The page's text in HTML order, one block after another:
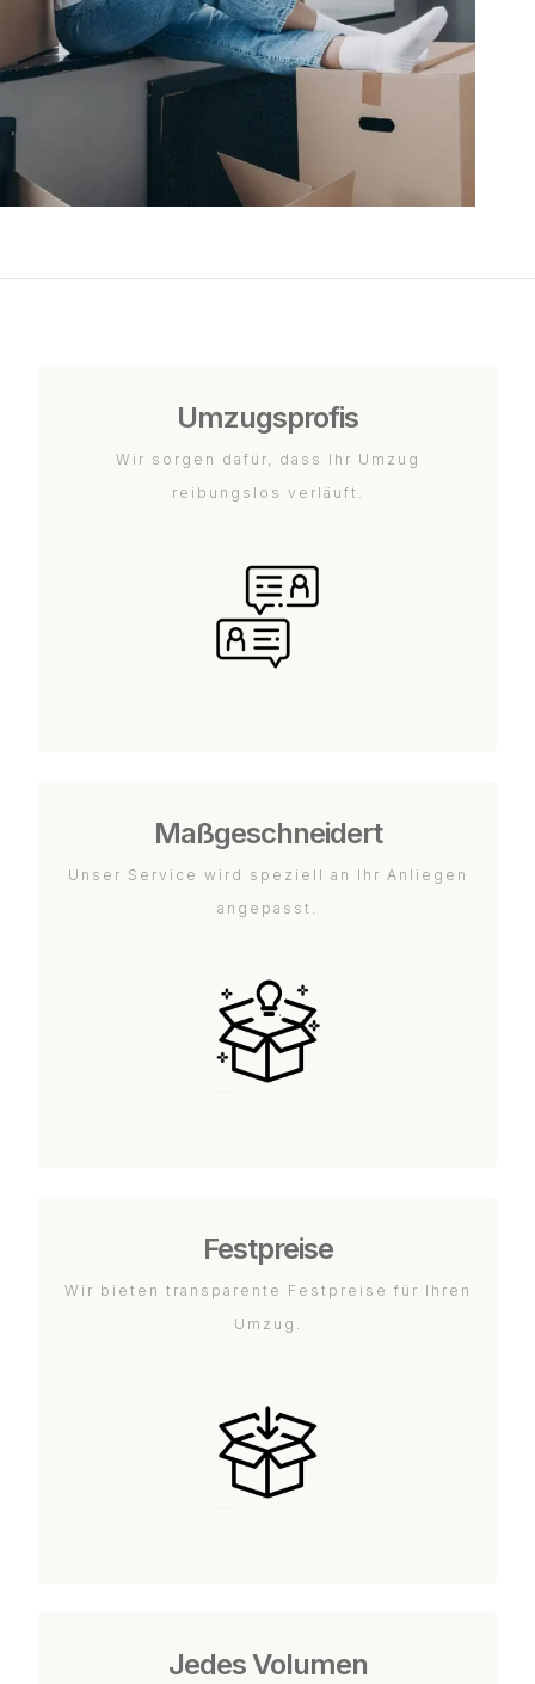
Umzugsprofis
Wir sorgen dafür, dass Ihr Umzug
reibungslos verläuft.
Maßgeschneidert
Unser Service wird speziell an Ihr Anliegen
angepasst.
Festpreise
Wir bieten transparente Festpreise für Ihren
Umzug.
Jedes Volumen